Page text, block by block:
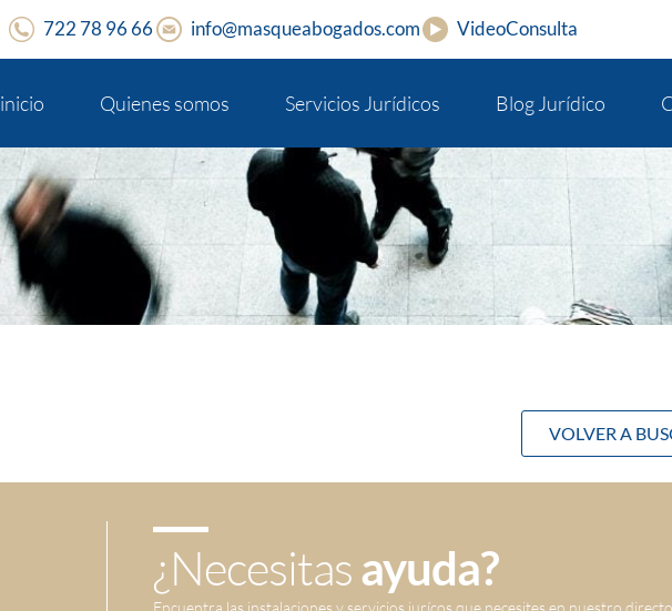
722 78 96 66 info@masqueabogados.com VideoConsulta
inicio Quienes somos Servicios Jurídicos Blog Jurídico
VOLVER A
¿Necesitasayuda?